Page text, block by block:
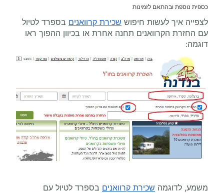
כספית נוספת ובהתאם לזמינות
לצפייה איך לעשות חיפוש שכירת קרוואנים בספרד לטיול
עם החזרת הקרוואנים תחנה אחרת או בכיוון ההפוך ראו
דוגמה:
משמע, לדוגמה שכירת קרוואנים בספרד לטיול עם